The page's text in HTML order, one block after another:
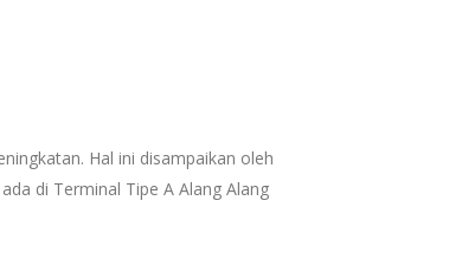
Hal ini disampaikan oleh
di Terminal Tipe A Alang Alang